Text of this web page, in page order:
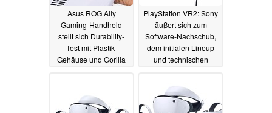
Asus ROG Ally
Gaming-Handheld
stellt sich Durability-
Test mit Plastik-
Gehäuse und Gorilla
PlayStation VR2: Sony
äußert sich zum
Software-Nachschub,
dem initialen Lineup
und technischen